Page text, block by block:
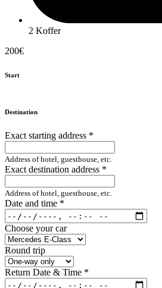
2 Koffer
200€
Start
Destination
Exact starting address *
Address of hotel, guesthouse, etc.
Exact destination address *
Address of hotel, guesthouse, etc.
Date and time *
Choose your car
Round trip
Return Date & Time *